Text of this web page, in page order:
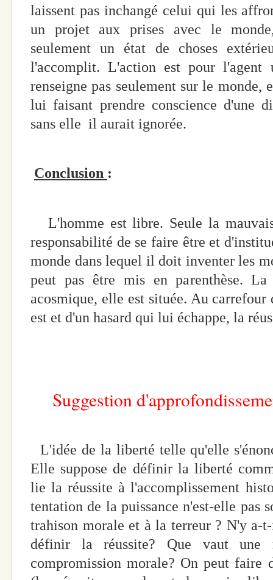
laissent pas inchangé celui qui les
un projet aux prises avec le
seulement un état de choses
l'accomplit. L'action est pour
renseigne pas seulement sur le
lui faisant prendre conscience d'une
sans elle il aurait ignorée.
Conclusion :
L'homme est libre. Seule la
responsabilité de se faire être et
monde dans lequel il doit inventer les
peut pas être mis en parenthèse.
acosmique, elle est située. Au
est et d'un hasard qui lui échappe, la
Suggestion
L'idée de la liberté telle qu'elle
Elle suppose de définir la liberté
lie la réussite à l'accomplissement
tentation de la puissance n'est-elle pas
trahison morale et à la terreur ? N'y a-
définir la réussite? Que vaut une
compromission morale? On peut